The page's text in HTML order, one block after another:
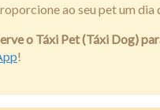
ao seu pet um dia
o Táxi Pet (Táxi Dog)
!